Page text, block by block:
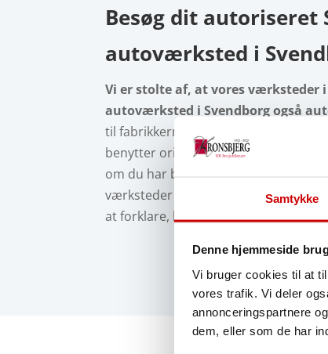
Samtykke
Denne hjemmeside
Vi bruger cookies til at
vores trafik. Vi deler
annonceringspartnere
dem, eller som de har
Besøg dit autoriseret
autoværksted i
Vi er stolte af, at vores værksteder
autoværksted i Svendborg også
til fabrikkernes høje krav. Din bil
benytter originale reservedele,
om du har brug for et almindeligt
værksteder er udstyret med
at forklare, hvad der skal laves, og